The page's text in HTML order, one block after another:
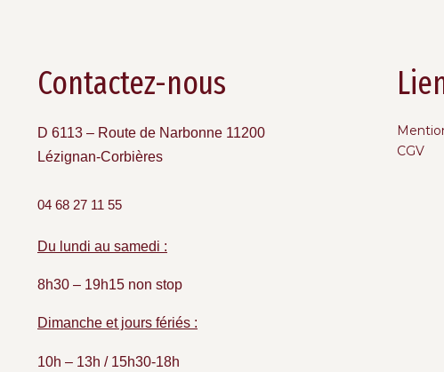
Contactez-nous
D 6113 – Route de Narbonne 11200
Lézignan-Corbières
04 68 27 11 55
Du lundi au samedi :
8h30 – 19h15 non stop
Dimanche et jours fériés :
10h – 13h / 15h30-18h
CGV